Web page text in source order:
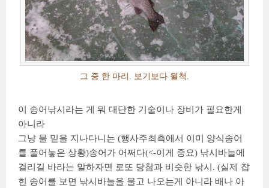
그 중 한 마리. 보기보다 월척.
이 송어낚시라는 게 뭐 대단한 기술이나 장비가 필요한게
아니라
그냥 물 밑을 지나다니는 (행사주최측에서 이미 양식송어
를 풀어놓은 상황)송어가 어쩌다(<-이게 중요) 낚시바늘에
걸리길 바라는 말하자면 로또 당첨과 비슷한 낚시. (실제 잡
힌 송어를 보면 낚시바늘을 물고 나오는게 아니라 배나 아